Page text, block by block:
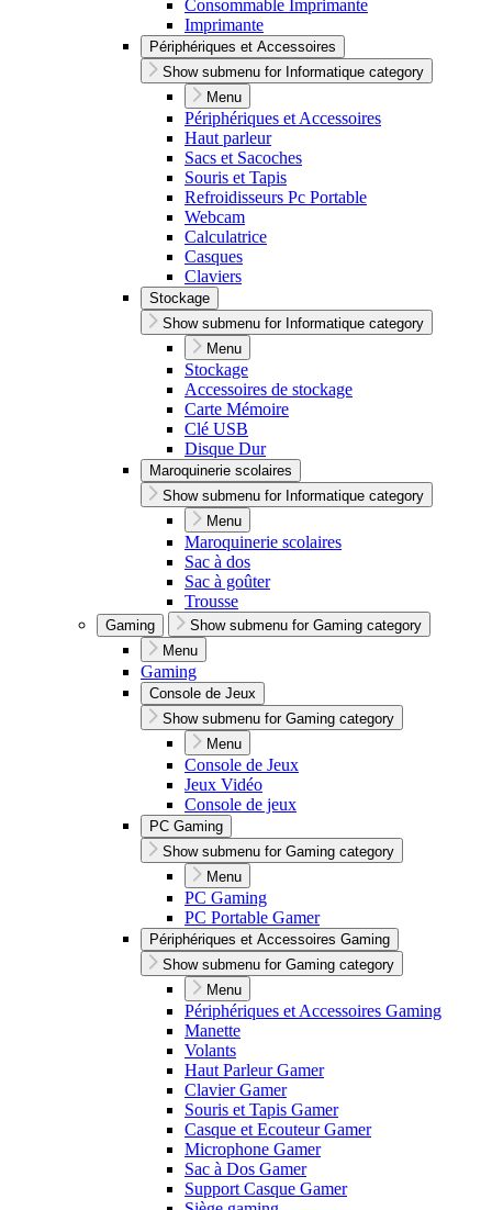
Consommable Imprimante
Imprimante
Périphériques et Accessoires
Show submenu for Informatique category
Menu
Périphériques et Accessoires
Haut parleur
Sacs et Sacoches
Souris et Tapis
Refroidisseurs Pc Portable
Webcam
Calculatrice
Casques
Claviers
Stockage
Show submenu for Informatique category
Menu
Stockage
Accessoires de stockage
Carte Mémoire
Clé USB
Disque Dur
Maroquinerie scolaires
Show submenu for Informatique category
Menu
Maroquinerie scolaires
Sac à dos
Sac à goûter
Trousse
Gaming
Show submenu for Gaming category
Menu
Gaming
Console de Jeux
Show submenu for Gaming category
Menu
Console de Jeux
Jeux Vidéo
Console de jeux
PC Gaming
Show submenu for Gaming category
Menu
PC Gaming
PC Portable Gamer
Périphériques et Accessoires Gaming
Show submenu for Gaming category
Menu
Périphériques et Accessoires Gaming
Manette
Volants
Haut Parleur Gamer
Clavier Gamer
Souris et Tapis Gamer
Casque et Ecouteur Gamer
Microphone Gamer
Sac à Dos Gamer
Support Casque Gamer